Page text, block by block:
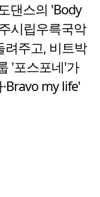
댄스의 'Body
시립우륵국악
려주고, 비트박
'포스포네'가
my life'